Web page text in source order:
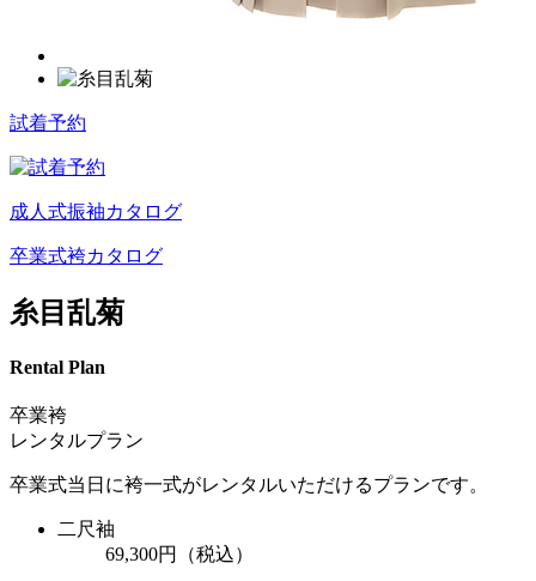
試着予約
成人式振袖カタログ
卒業式袴カタログ
糸目乱菊
Rental Plan
卒業袴
レンタルプラン
卒業式当日に袴一式がレンタルいただけるプランです。
二尺袖
69,300円
（税込）